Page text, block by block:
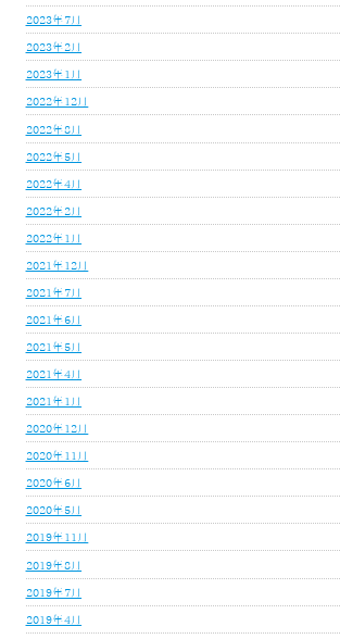
2023年7月
2023年2月
2023年1月
2022年12月
2022年8月
2022年5月
2022年4月
2022年2月
2022年1月
2021年12月
2021年7月
2021年6月
2021年5月
2021年4月
2021年1月
2020年12月
2020年11月
2020年6月
2020年5月
2019年11月
2019年8月
2019年7月
2019年4月